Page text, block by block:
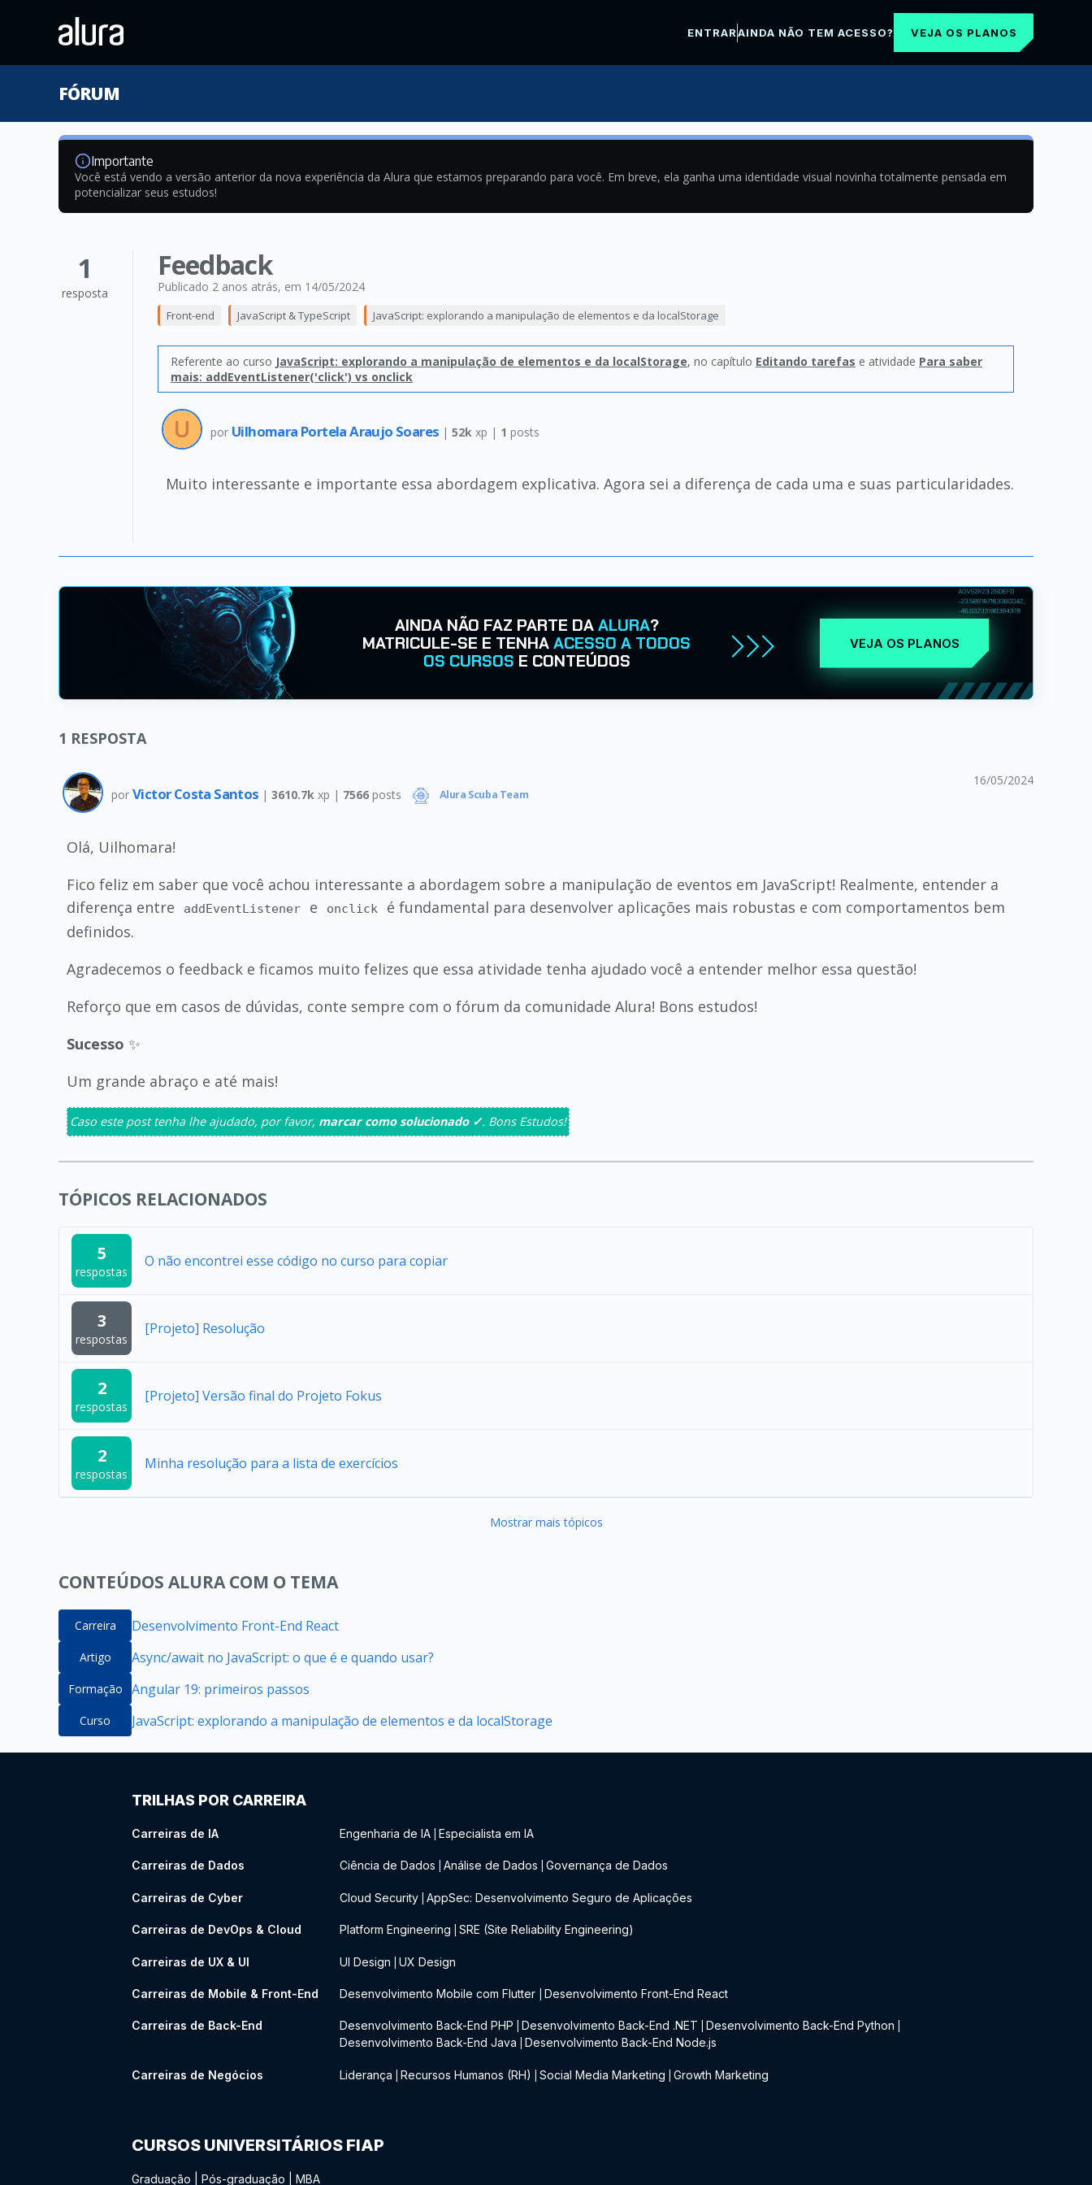
ENTRARAINDA NÃO TEM ACESSO? VEJA OS PLANOS
FÓRUM
Importante
Você está vendo a versão anterior da nova experiência da Alura que estamos preparando para você. Em breve, ela ganha uma identidade visual novinha totalmente pensada em
potencializar seus estudos!
1
resposta
Feedback
Publicado 2 anos atrás, em 14/05/2024
Front-end JavaScript & TypeScript JavaScript: explorando a manipulação de elementos e da localStorage
Referente ao curso JavaScript: explorando a manipulação de elementos e da localStorage, no capítulo Editando tarefas e atividade Para saber
mais: addEventListener('click') vs onclick
por Uilhomara Portela Araujo Soares | 52k xp | 1 posts
Muito interessante e importante essa abordagem explicativa. Agora sei a diferença de cada uma e suas particularidades.
AINDA NÃO FAZ PARTE DAALURA?
MATRICULE-SE E TENHAACESSO A TODOS
OS CURSOS E CONTEÚDOS
VEJA OS PLANOS
1 RESPOSTA
por Victor Costa Santos | 3610.7k xp | 7566 posts Alura Scuba Team
16/05/2024
Olá, Uilhomara!
Fico feliz em saber que você achou interessante a abordagem sobre a manipulação de eventos em JavaScript! Realmente, entender a
diferença entre
addEventListener e onclick
é fundamental para desenvolver aplicações mais robustas e com comportamentos bem
definidos.
Agradecemos o feedback e ficamos muito felizes que essa atividade tenha ajudado você a entender melhor essa questão!
Reforço que em casos de dúvidas, conte sempre com o fórum da comunidade Alura! Bons estudos!
Sucesso ✨
Um grande abraço e até mais!
Caso este post tenha lhe ajudado, por favor, marcar como solucionado ✓. Bons Estudos!
TÓPICOS RELACIONADOS
5
respostas
O não encontrei esse código no curso para copiar
3
respostas
[Projeto] Resolução
2
respostas
[Projeto] Versão final do Projeto Fokus
2
respostas
Minha resolução para a lista de exercícios
Mostrar mais tópicos
CONTEÚDOS ALURA COM O TEMA
Carreira Desenvolvimento Front-End React
Artigo Async/await no JavaScript: o que é e quando usar?
Formação Angular 19: primeiros passos
Curso JavaScript: explorando a manipulação de elementos e da localStorage
TRILHAS POR CARREIRA
Carreiras de IA Engenharia de IA Especialista em IA
Carreiras de Dados Ciência de Dados Análise de Dados Governança de Dados
Carreiras de Cyber Cloud Security AppSec: Desenvolvimento Seguro de Aplicações
Carreiras de DevOps & Cloud Platform Engineering SRE (Site Reliability Engineering)
Carreiras de UX & UI UI Design UX Design
Carreiras de Mobile & Front-End Desenvolvimento Mobile com Flutter Desenvolvimento Front-End React
Carreiras de Back-End Desenvolvimento Back-End PHP Desenvolvimento Back-End .NET Desenvolvimento Back-End Python
Desenvolvimento Back-End Java Desenvolvimento Back-End Node.js
Carreiras de Negócios Liderança Recursos Humanos (RH) Social Media Marketing Growth Marketing
CURSOS UNIVERSITÁRIOS FIAP
Graduação Pós-graduação MBA